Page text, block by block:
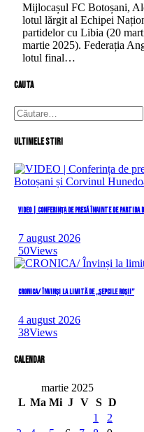
Mijlocașul FC Botoșani,
lotul lărgit al Echipei
partidelor cu Libia (20
martie 2025). Federația
lotul final…
cauta
Caută
după:
Ultimele stiri
VIDEO | Conferința de presă înainte de partida
7 august 2026
50Views
CRONICA/ Învinși la limită de „Șepcile Roșii”
4 august 2026
38Views
Calendar
martie 2025
L Ma Mi J V S D
1
2